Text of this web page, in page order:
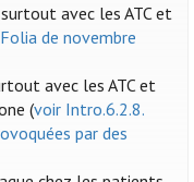
avec les ATC et
de novembre
avec les ATC et
(voir Intro.6.2.8.
par des